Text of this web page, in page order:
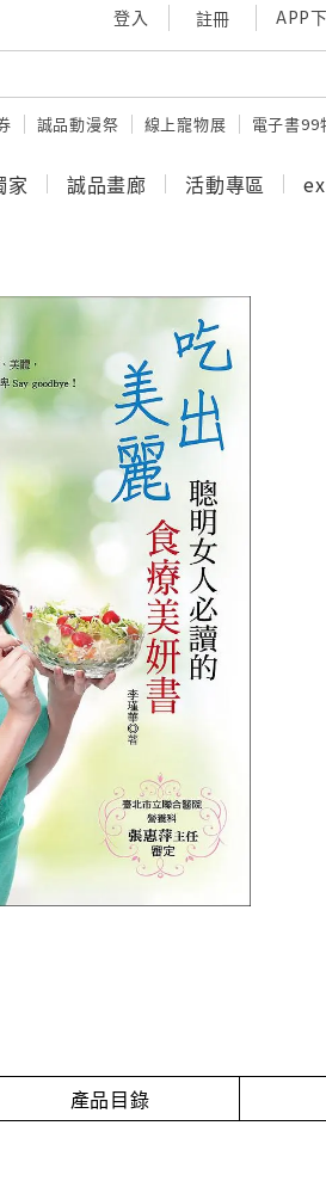
登入 註冊 APP
誠品動漫祭 線上寵物展 電子書99
家 誠品畫廊 活動專區
產品目錄